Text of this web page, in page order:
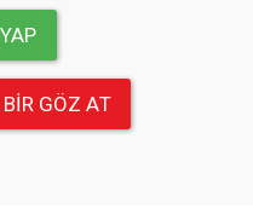
GÖZ AT